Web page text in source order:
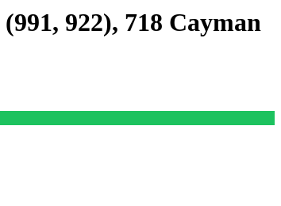
922), 718 Cayman